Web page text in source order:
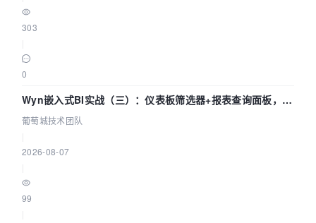
303
0
Wyn嵌入式BI实战（三）：仪表板筛选器+报表查询面板，参
数联动全闭环
葡萄城技术团队
2026-08-07
99